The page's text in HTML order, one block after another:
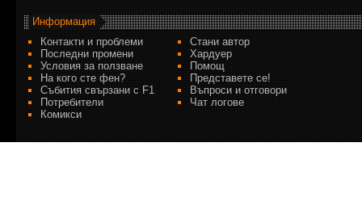
Информация
Контакти и проблеми
Стани автор
Последни промени
Хардуер
Условия за ползване
Помощ
На кого сте фен?
Представете се!
Събития свързани с F1
Въпроси и отговори
Потребители
Чат логове
Комикси